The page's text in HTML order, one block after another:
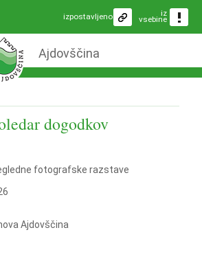
iz
vsebine
izpostavljeno
Ajdovščina
dogodkov
fotografske razstave
Ajdovščina